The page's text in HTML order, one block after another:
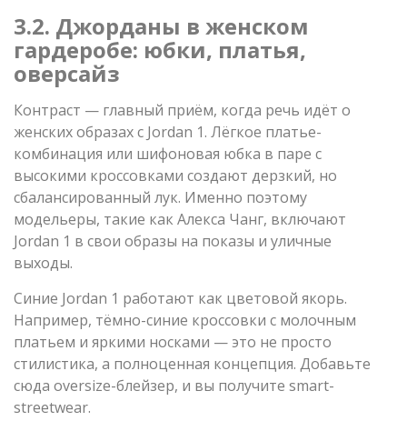
3.2. Джорданы в женском
гардеробе: юбки, платья,
оверсайз
Контраст — главный приём, когда речь идёт о
женских образах с Jordan 1. Лёгкое платье-
комбинация или шифоновая юбка в паре с
высокими кроссовками создают дерзкий, но
сбалансированный лук. Именно поэтому
модельеры, такие как Алекса Чанг, включают
Jordan 1 в свои образы на показы и уличные
выходы.
Синие Jordan 1 работают как цветовой якорь.
Например, тёмно-синие кроссовки с молочным
платьем и яркими носками — это не просто
стилистика, а полноценная концепция. Добавьте
сюда oversize-блейзер, и вы получите smart-
streetwear.